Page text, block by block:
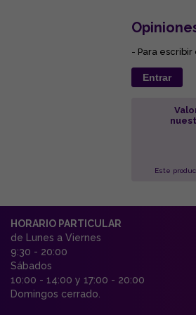
- Para
Entrar
Este
HORARIO PARTICULAR
de Lunes a Viernes
9:30 - 20:00
Sábados
10:00 - 14:00 y 17:00 - 20:00
Domingos cerrado.